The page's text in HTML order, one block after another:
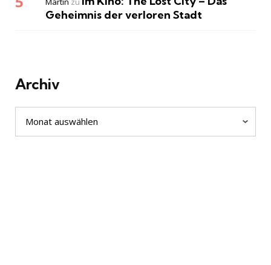
Geheimnis der verloren Stadt
Archiv